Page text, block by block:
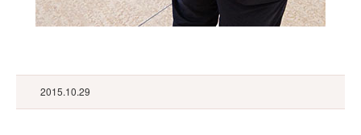
2015.10.29